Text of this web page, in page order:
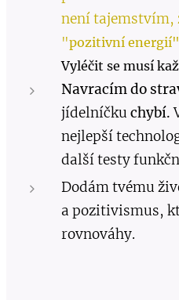
není tajemstvím,
"pozitivní energií"
Vyléčit se musí
Navracím do
jídelníčku chybí.
nejlepší
další testy
Dodám tvému
a pozitivismus,
rovnováhy.